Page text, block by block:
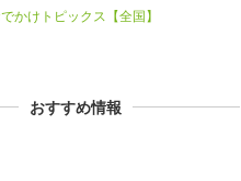
かけトピックス【全国】
おすすめ情報